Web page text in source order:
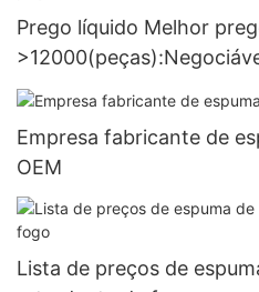
Prego líquido Melhor
peçasFabricantes US72
Empresa fabricante de
OEM
Lista de preços de